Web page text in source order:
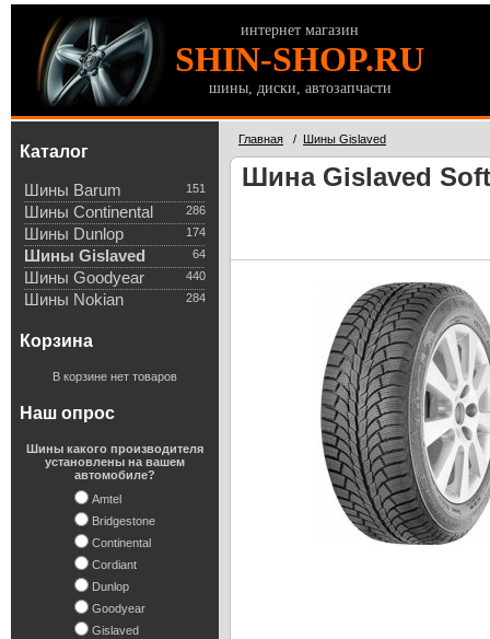
интернет магазин
SHIN-SHOP.RU
шины, диски, автозапчасти
Каталог
151
Шины Barum
286
Шины Continental
174
Шины Dunlop
64
Шины Gislaved
440
Шины Goodyear
284
Шины Nokian
Корзина
В корзине нет товаров
Наш опрос
Шины какого производителя
установлены на вашем
автомобиле?
Amtel
Bridgestone
Continental
Cordiant
Dunlop
Goodyear
Gislaved
Главная / Шины Gislaved
Шина Gislaved